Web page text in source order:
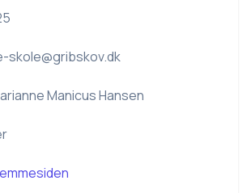
skole@gribskov.dk
Manicus Hansen